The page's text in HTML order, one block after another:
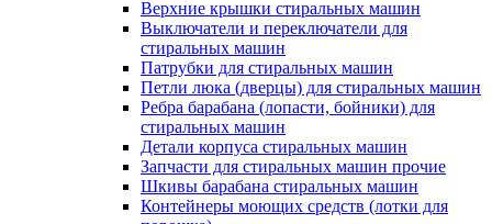
Верхние крышки стиральных машин
Выключатели и переключатели для
стиральных машин
Патрубки для стиральных машин
Петли люка (дверцы) для стиральных машин
Ребра барабана (лопасти, бойники) для
стиральных машин
Детали корпуса стиральных машин
Запчасти для стиральных машин прочие
Шкивы барабана стиральных машин
Контейнеры моющих средств (лотки для